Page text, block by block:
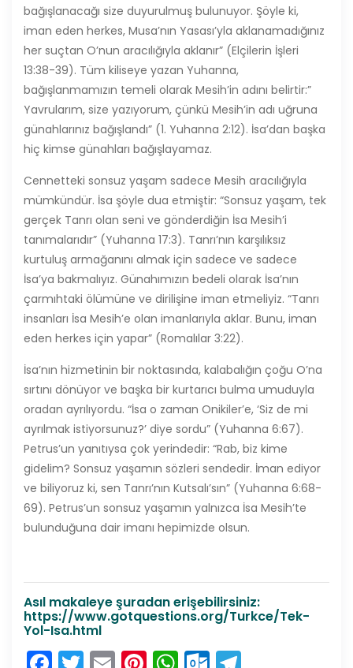
bağışlanacağı size duyurulmuş bulunuyor. Şöyle ki,
iman eden herkes, Musa’nın Yasası’yla aklanamadığınız
her suçtan O’nun aracılığıyla aklanır” (Elçilerin İşleri
13:38-39). Tüm kiliseye yazan Yuhanna,
bağışlanmamızın temeli olarak Mesih’in adını belirtir:”
Yavrularım, size yazıyorum, çünkü Mesih’in adı uğruna
günahlarınız bağışlandı” (1. Yuhanna 2:12). İsa’dan başka
hiç kimse günahları bağışlayamaz.
Cennetteki sonsuz yaşam sadece Mesih aracılığıyla
mümkündür. İsa şöyle dua etmiştir: “Sonsuz yaşam, tek
gerçek Tanrı olan seni ve gönderdiğin İsa Mesih’i
tanımalarıdır” (Yuhanna 17:3). Tanrı’nın karşılıksız
kurtuluş armağanını almak için sadece ve sadece
İsa’ya bakmalıyız. Günahımızın bedeli olarak İsa’nın
çarmıhtaki ölümüne ve dirilişine iman etmeliyiz. “Tanrı
insanları İsa Mesih’e olan imanlarıyla aklar. Bunu, iman
eden herkes için yapar” (Romalılar 3:22).
İsa’nın hizmetinin bir noktasında, kalabalığın çoğu O’na
sırtını dönüyor ve başka bir kurtarıcı bulma umuduyla
oradan ayrılıyordu. “İsa o zaman Onikiler’e, ‘Siz de mi
ayrılmak istiyorsunuz?’ diye sordu” (Yuhanna 6:67).
Petrus’un yanıtıysa çok yerindedir: “Rab, biz kime
gidelim? Sonsuz yaşamın sözleri sendedir. İman ediyor
ve biliyoruz ki, sen Tanrı’nın Kutsalı’sın” (Yuhanna 6:68-
69). Petrus’un sonsuz yaşamın yalnızca İsa Mesih’te
bulunduğuna dair imanı hepimizde olsun.
Asıl makaleye şuradan erişebilirsiniz:
https://www.gotquestions.org/Turkce/Tek-
Yol-Isa.html